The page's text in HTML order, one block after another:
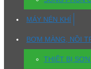
MÁY NÉN KHÍ
BƠM MÀNG, NỒI
THIẾT BỊ